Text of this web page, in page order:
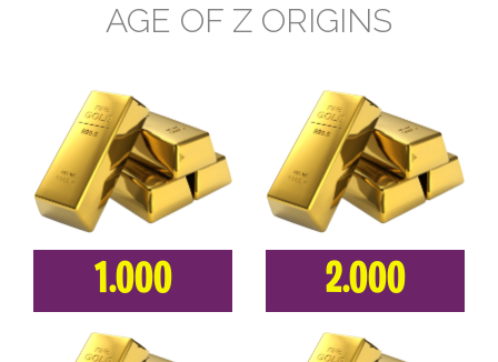
AGE OF Z ORIGINS
1.000 2.000